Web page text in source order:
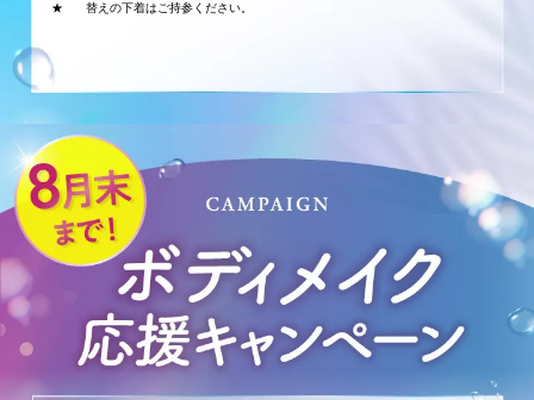
★
替えの下着はご持参ください。